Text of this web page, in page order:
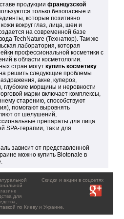
продукции французской
только безопасные и
которые позитивно
вокруг глаз, лица, шеи и
на современной базе
TechNature (Технатюр). Там же
лаборатория, которая
профессиональной косметики с
в области косметологии.
стран могут купить косметику
решить следующие проблемы
акне, купероз,
глубокие морщины и неровности
марки включает комплексы,
старению, способствуют
помогают выровнять
от шелушений,
препараты для лица
SPA-терапии, так и для
зависит от представленной
можно купить Biotonale в
Скидки и акции в соцсетях
для
по Киеву и Украине.